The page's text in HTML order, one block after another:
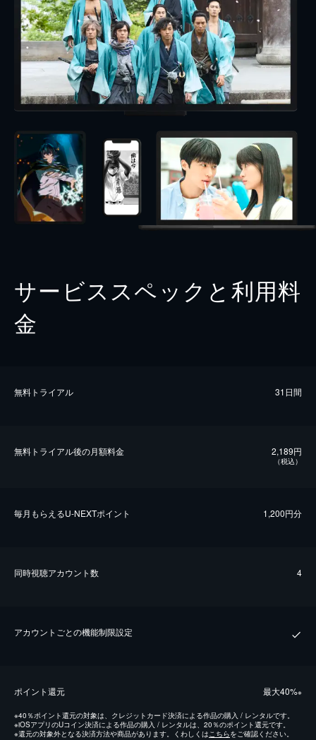
サービススペックと利用料
金
無料トライアル 31日間
無料トライアル後の⽉額料金 2,189円
（税込）
毎⽉もらえるU-NEXTポイント 1,200円分
同時視聴アカウント数 4
アカウントごとの機能制限設定
ポイント還元 最⼤40%※
※40％ポイント還元の対象は、クレジットカード決済による作品の購入 / レンタルです。
※iOSアプリのUコイン決済による作品の購入 / レンタルは、20％のポイント還元です。
※還元の対象外となる決済方法や商品があります。くわしくはこちらをご確認ください。